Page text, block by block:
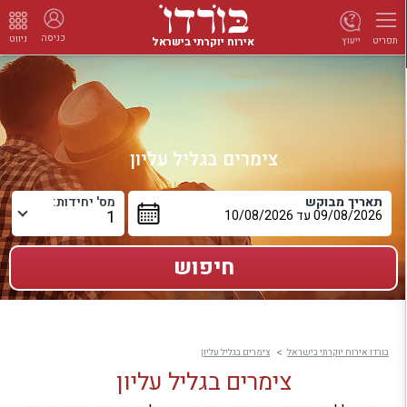
תפריט אירוח יוקרתי בישראל כניסה ניווט ייעוץ
צימרים בגליל עליון
תאריך מבוקש מס' יחידות:
בורדו אירוח יוקרתי בישראל צימרים בגליל עליון
צימרים בגליל עליון